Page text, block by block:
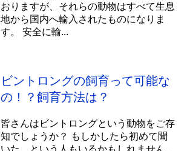
おりますが、それらの動物はすべて生息
地から国内へ輸入されたものになりま
す。 安全に輸...
ビントロングの飼育って可能な
の！？飼育方法は？
皆さんはビントロングという動物をご存
知でしょうか？ もしかしたら初めて聞
いた、という人もいるかもしれません。